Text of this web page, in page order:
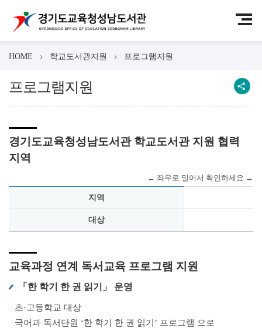
HOME 학교도서관지원 프로그램지원
프로그램지원
경기도교육청성남도서관 학교도서관 지원 협력
지역
지역
대상
교육과정 연계 독서교육 프로그램 지원
「한 학기 한 권 읽기」 운영
초·고등학교 대상
국어과 독서단원 ‘한 학기 한 권 읽기’ 프로그램 으로